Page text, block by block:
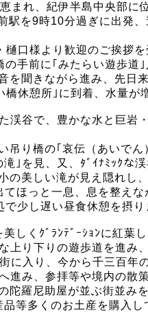
れ、紀伊半島中央部に
を9時10分過ぎに出発
口様より歓迎のご挨拶
手前に｢みたらい遊歩
を聞きながら進み、先
休憩所｣に到着、水量
渓谷で、豊かな水と巨
吊り橋の｢哀伝（あいで
｣を見、又、ﾀﾞｲﾅﾐｯｸな
美しい滝が見え隠れ
ほっと一息、息を整え
少し遅い昼食休憩を摂り
しくｸﾞﾗﾝﾃﾞｰｼｮﾝに紅葉
上り下りの遊歩道を進
に入り、今から千三百
進み、参拝等や境内の
陀羅尼助屋が並ぶ街並
等多くのお土産を購入